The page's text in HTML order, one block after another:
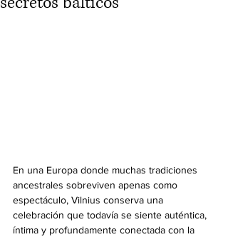
En una Europa donde muchas tradiciones
ancestrales sobreviven apenas como
espectáculo, Vilnius conserva una
celebración que todavía se siente auténtica,
íntima y profundamente conectada con la